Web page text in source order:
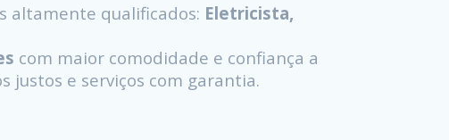
altamente qualificados: Eletricista,
com maior comodidade e confiança a
justos e serviços com garantia.